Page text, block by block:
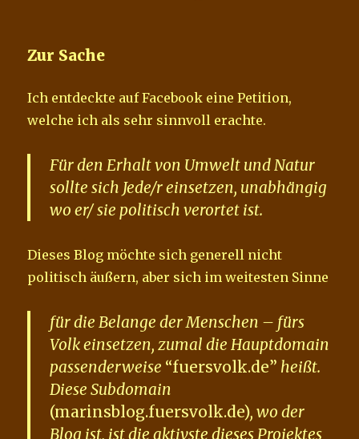
Zur Sache
Ich entdeckte auf Facebook eine Petition,
welche ich als sehr sinnvoll erachte.
Für den Erhalt von Umwelt und Natur
sollte sich Jede/r einsetzen, unabhängig
wo er/ sie politisch verortet ist.
Dieses Blog möchte sich generell nicht
politisch äußern, aber sich im weitesten Sinne
für die Belange der Menschen – fürs
Volk einsetzen, zumal die Hauptdomain
passenderweise “fuersvolk.de” heißt.
Diese Subdomain
(marinsblog.fuersvolk.de), wo der
Blog ist, ist die aktivste dieses Projektes